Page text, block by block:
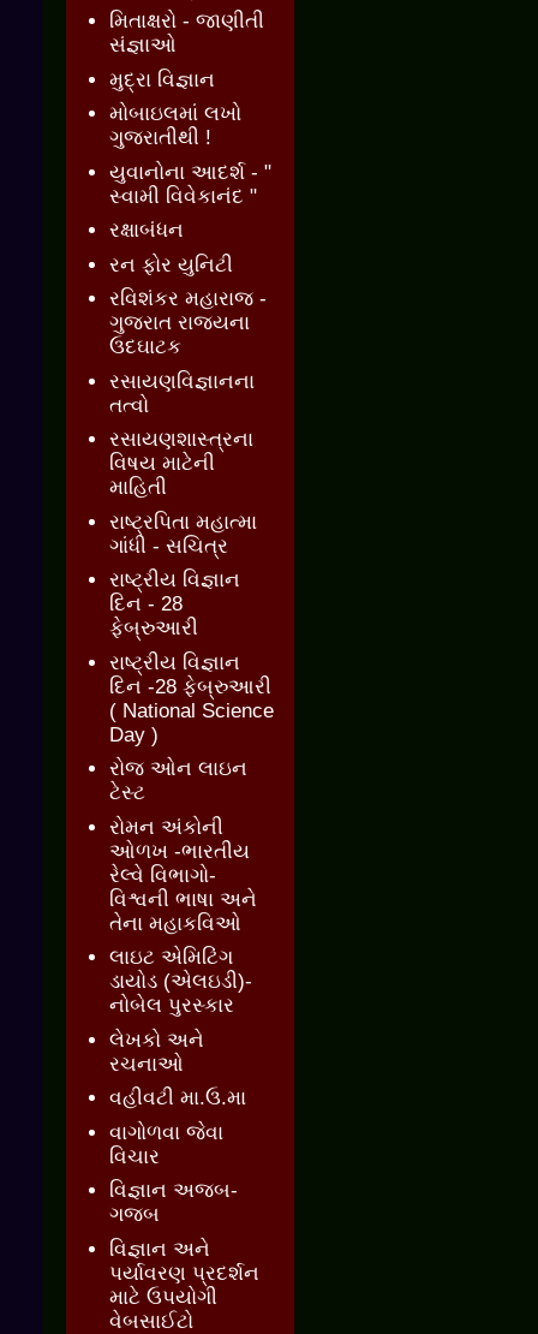
મિતાક્ષરો - જાણીતી
સંજ્ઞાઓ
મુદ્રા વિજ્ઞાન
મોબાઇલમાં લખો
ગુજરાતીથી !
યુવાનોના આદર્શ - "
સ્વામી વિવેકાનંદ "
રક્ષાબંધન
રન ફોર યુનિટી
રવિશંકર મહારાજ -
ગુજરાત રાજ્યના
ઉદઘાટક
રસાયણવિજ્ઞાનના
તત્વો
રસાયણશાસ્ત્રના
વિષય માટેની
માહિતી
રાષ્ટ્રપિતા મહાત્મા
ગાંધી - સચિત્ર
રાષ્ટ્રીય વિજ્ઞાન
દિન - 28
ફેબ્રુઆરી
રાષ્ટ્રીય વિજ્ઞાન
દિન -28 ફેબ્રુઆરી
( National Science
Day )
રોજ ઓન લાઇન
ટેસ્ટ
રોમન અંકોની
ઓળખ -ભારતીય
રેલ્વે વિભાગો-
વિશ્વની ભાષા અને
તેના મહાકવિઓ
લાઇટ એમિટિંગ
ડાયોડ (એલઇડી)-
નોબેલ પુરસ્કાર
લેખકો અને
રચનાઓ
વહીવટી મા.ઉ.મા
વાગોળવા જેવા
વિચાર
વિજ્ઞાન અજબ-
ગજબ
વિજ્ઞાન અને
પર્યાવરણ પ્રદર્શન
માટે ઉપયોગી
વેબસાઈટો